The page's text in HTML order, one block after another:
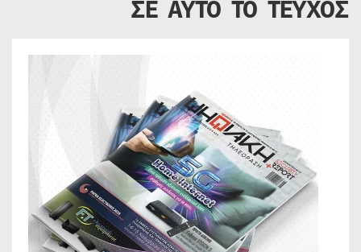
ΣΕ ΑΥΤΟ ΤΟ ΤΕΥΧΟΣ